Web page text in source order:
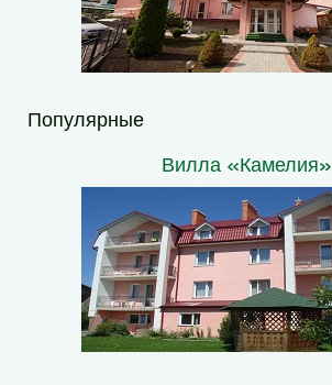
Популярные
Вилла «Камелия»